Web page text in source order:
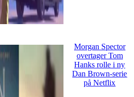
Morgan Spector
overtager Tom
Hanks rolle i ny
Dan Brown-serie
på Netflix